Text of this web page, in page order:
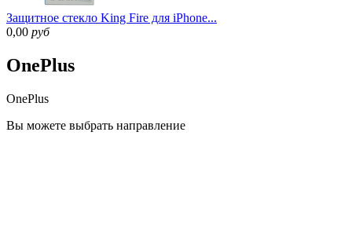
Защитное стекло King Fire для iPhone...
0,00 руб
OnePlus
OnePlus
Вы можете выбрать направление